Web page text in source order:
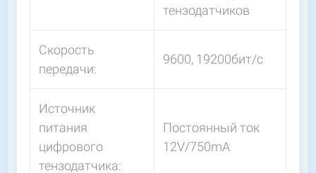
тензодатчиков
Скорость
передачи:
9600, 19200бит/с
Источник
питания
цифрового
тензодатчика:
Постоянный ток
12V/750mA